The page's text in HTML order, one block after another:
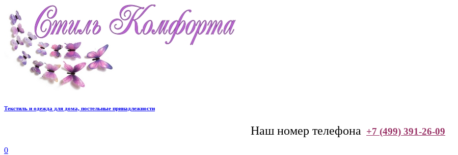
Текстиль и одежда для дома, постельные принадлежности
Наш номер телефона +7 (499) 391-26-09
0